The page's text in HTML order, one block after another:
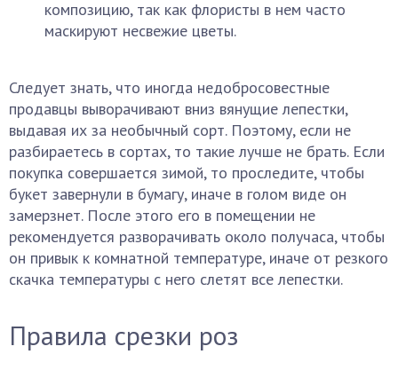
композицию, так как флористы в нем часто
маскируют несвежие цветы.
Следует знать, что иногда недобросовестные
продавцы выворачивают вниз вянущие лепестки,
выдавая их за необычный сорт. Поэтому, если не
разбираетесь в сортах, то такие лучше не брать. Если
покупка совершается зимой, то проследите, чтобы
букет завернули в бумагу, иначе в голом виде он
замерзнет. После этого его в помещении не
рекомендуется разворачивать около получаса, чтобы
он привык к комнатной температуре, иначе от резкого
скачка температуры с него слетят все лепестки.
Правила срезки роз